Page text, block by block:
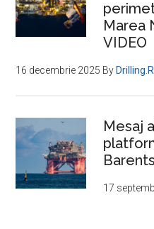
Marea
VIDEO
16 decembrie 2025 By
Mesaj
Barents
17